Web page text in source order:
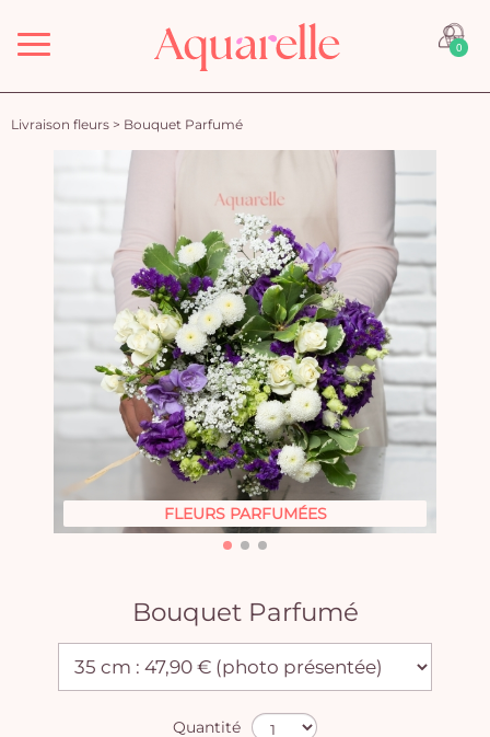
Menu 0
Livraison fleurs > Bouquet Parfumé
FLEURS PARFUMÉES
Bouquet Parfumé
Quantité